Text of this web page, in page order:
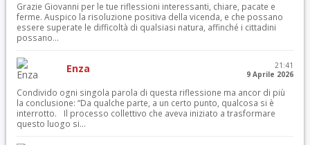
Grazie Giovanni per le tue riflessioni interessanti, chiare, pacate e
ferme. Auspico la risoluzione positiva della vicenda, e che possano
essere superate le difficoltà di qualsiasi natura, affinché i cittadini
possano...
Enza
21:41
9 Aprile 2026
Condivido ogni singola parola di questa riflessione ma ancor di più
la conclusione: “Da qualche parte, a un certo punto, qualcosa si è
interrotto. Il processo collettivo che aveva iniziato a trasformare
questo luogo si...